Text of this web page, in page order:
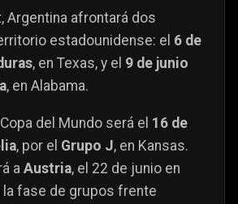
Argentina afrontará dos
estadounidense: el 6 de
, en Texas, y el 9 de junio
, en Alabama.
del Mundo será el 16 de
, por el Grupo J, en Kansas.
a Austria, el 22 de junio en
la fase de grupos frente